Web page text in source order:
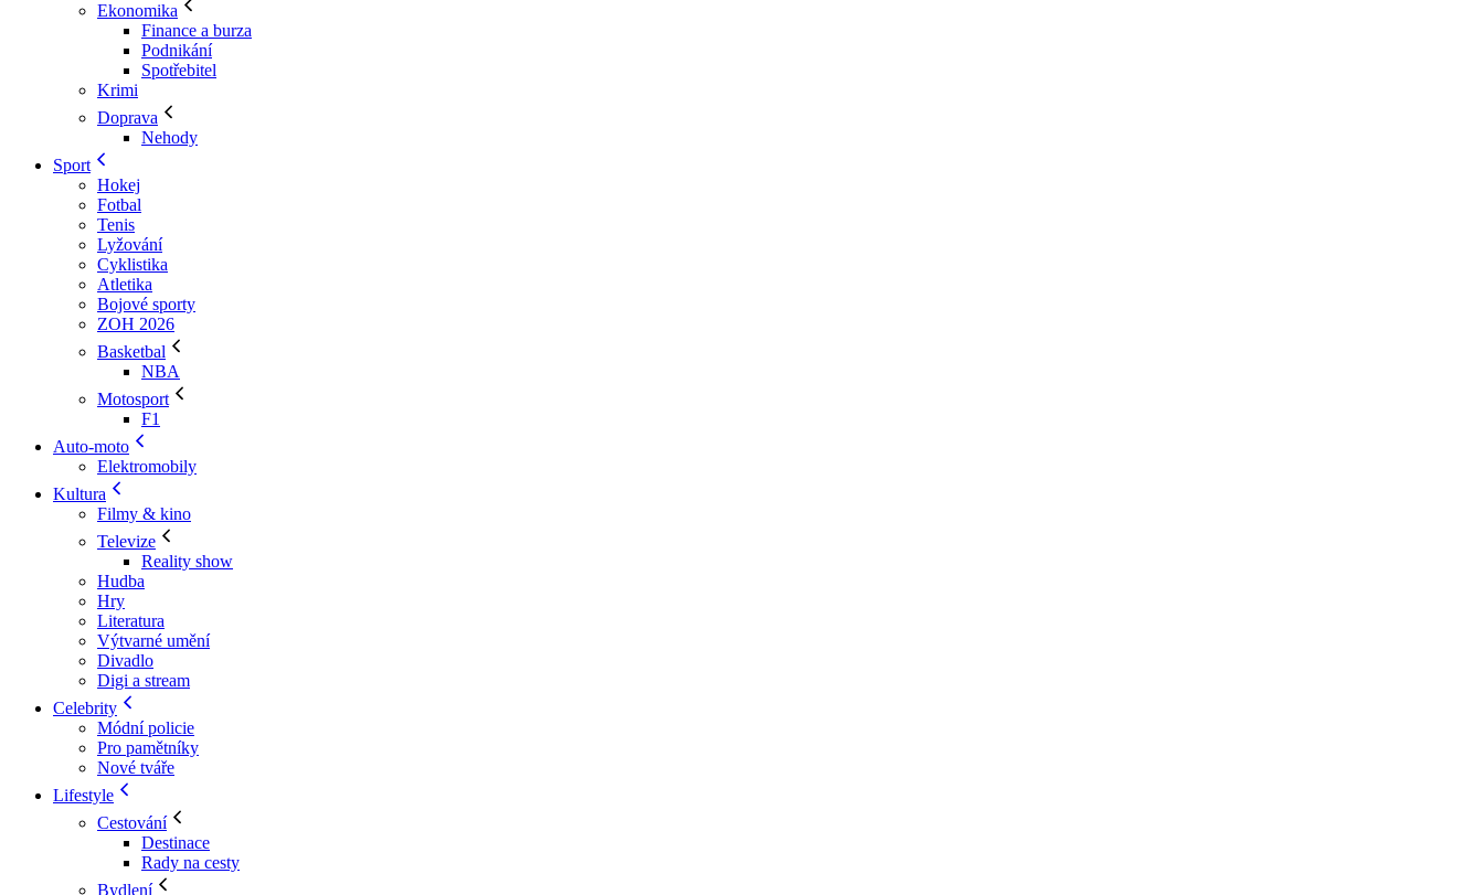
Ekonomika
Finance a burza
Podnikání
Spotřebitel
Krimi
Doprava
Nehody
Sport
Hokej
Fotbal
Tenis
Lyžování
Cyklistika
Atletika
Bojové sporty
ZOH 2026
Basketbal
NBA
Motosport
F1
Auto-moto
Elektromobily
Kultura
Filmy & kino
Televize
Reality show
Hudba
Hry
Literatura
Výtvarné umění
Divadlo
Digi a stream
Celebrity
Módní policie
Pro pamětníky
Nové tváře
Lifestyle
Cestování
Destinace
Rady na cesty
Bydlení